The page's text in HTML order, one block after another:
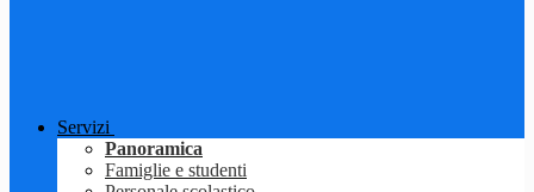
Servizi
Panoramica
Famiglie e studenti